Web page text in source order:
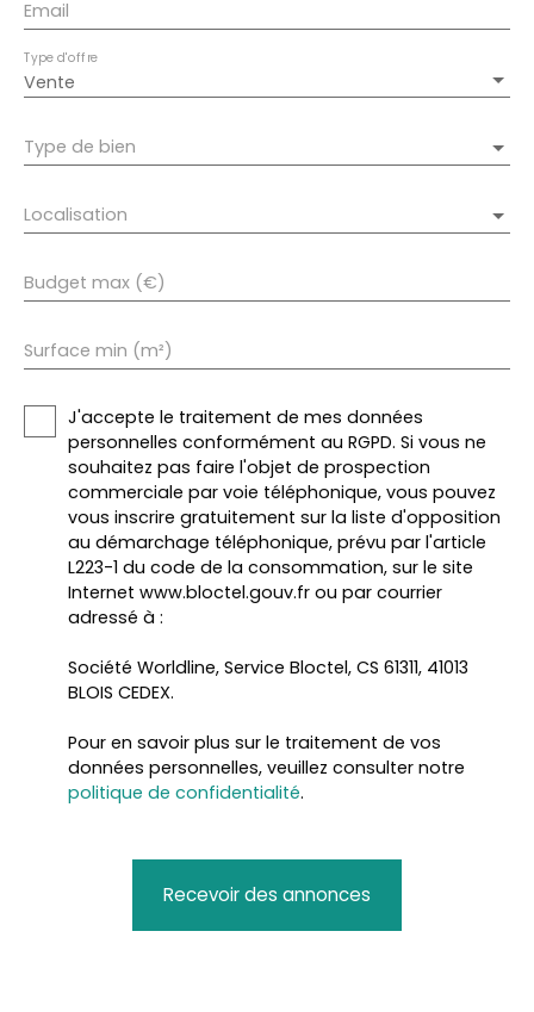
Email
Vente
Type d'offre
Type de bien
Localisation
Budget max (€)
Surface min (m²)
J'accepte le traitement de mes données
personnelles conformément au RGPD. Si vous ne
souhaitez pas faire l'objet de prospection
commerciale par voie téléphonique, vous pouvez
vous inscrire gratuitement sur la liste d'opposition
au démarchage téléphonique, prévu par l'article
L223-1 du code de la consommation, sur le site
Internet www.bloctel.gouv.fr ou par courrier
adressé à :
Société Worldline, Service Bloctel, CS 61311, 41013
BLOIS CEDEX.
Pour en savoir plus sur le traitement de vos
données personnelles, veuillez consulter notre
politique de confidentialité.
Recevoir des annonces